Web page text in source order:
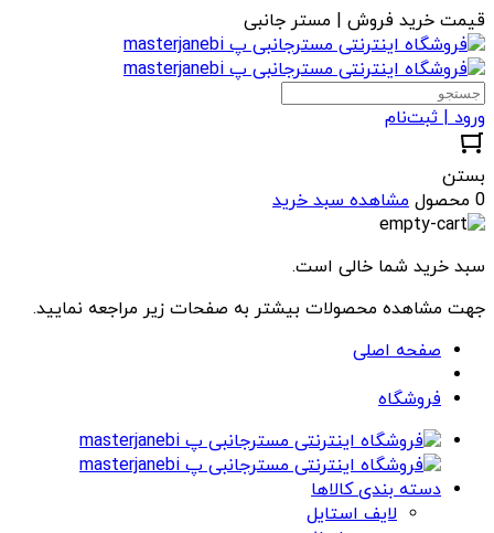
قیمت خرید فروش | مستر جانبی
ورود | ثبت‌نام
بستن
0 محصول
مشاهده سبد خرید
سبد خرید شما خالی است.
جهت مشاهده محصولات بیشتر به صفحات زیر مراجعه نمایید.
صفحه اصلی
فروشگاه
دسته بندی کالاها
لایف استایل